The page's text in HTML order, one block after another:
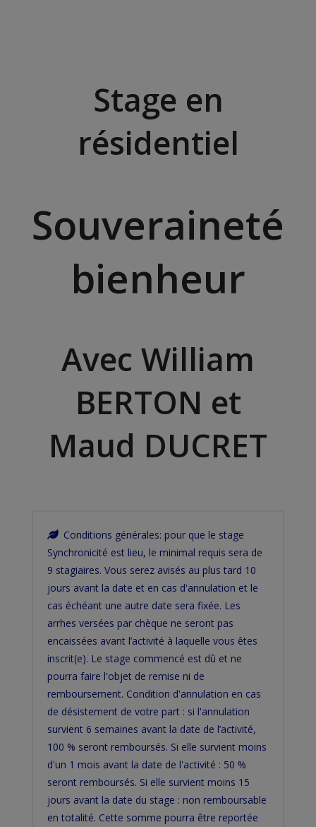
Stage en
résidentiel
Souveraineté
bienheur
Avec William
BERTON et
Maud DUCRET
Conditions générales: pour que le stage
Synchronicité est lieu, le minimal requis sera de
9 stagiaires. Vous serez avisés au plus tard 10
jours avant la date et en cas d'annulation et le
cas échéant une autre date sera fixée. Les
arrhes versées par chèque ne seront pas
encaissées avant l’activité à laquelle vous êtes
inscrit(e). Le stage commencé est dû et ne
pourra faire l'objet de remise ni de
remboursement. Condition d'annulation en cas
de désistement de votre part : si l'annulation
survient 6 semaines avant la date de l’activité,
100 % seront remboursés. Si elle survient moins
d'un 1 mois avant la date de l'activité : 50 %
seront remboursés. Si elle survient moins 15
jours avant la date du stage : non remboursable
en totalité. Cette somme pourra être reportée